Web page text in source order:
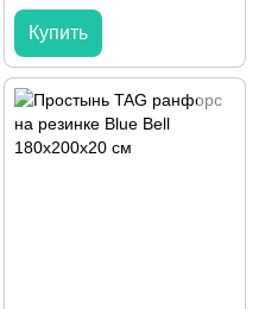
Купить